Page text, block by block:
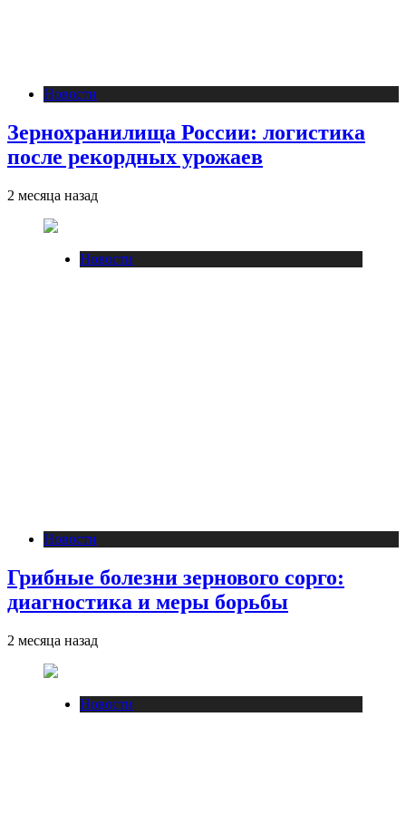
Новости
Зернохранилища России: логистика
после рекордных урожаев
2 месяца назад
Новости
Новости
Грибные болезни зернового сорго:
диагностика и меры борьбы
2 месяца назад
Новости